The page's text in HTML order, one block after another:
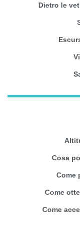
Dietro le
Cosa
Come
Come
Come